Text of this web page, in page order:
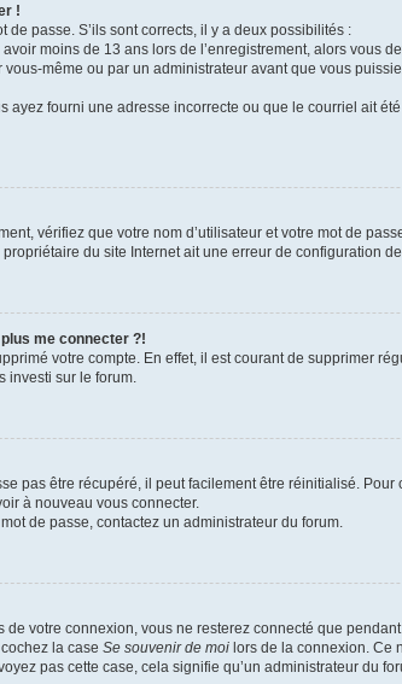
!
de passe. S’ils sont corrects, il y a deux possibilités :
moins de 13 ans lors de l’enregistrement, alors
même ou par un administrateur avant que vous
ayez fourni une adresse incorrecte ou que le courriel ait
vérifiez que votre nom d’utilisateur et votre mot de
du site Internet ait une erreur de configuration
me connecter ?!
votre compte. En effet, il est courant de supprimer
investi sur le forum.
pas être récupéré, il peut facilement être réinitialisé.
à nouveau vous connecter.
de passe, contactez un administrateur du forum.
de votre connexion, vous ne resterez connecté que
la case Se souvenir de moi lors de la connexion. Ce
pas cette case, cela signifie qu’un administrateur du